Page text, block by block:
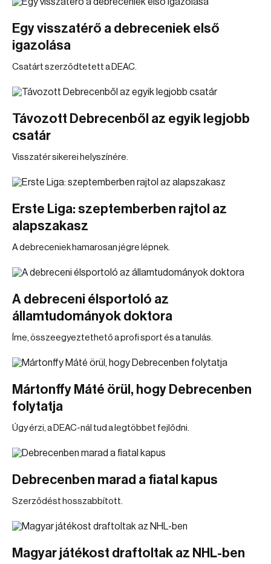
Egy visszatérő a debreceniek első
igazolása
Csatárt szerződtetett a DEAC.
Távozott Debrecenből az egyik legjobb
csatár
Visszatér sikerei helyszínére.
Erste Liga: szeptemberben rajtol az
alapszakasz
A debreceniek hamarosan jégre lépnek.
A debreceni élsportoló az
államtudományok doktora
Íme, összeegyeztethető a profi sport és a tanulás.
Mártonffy Máté örül, hogy Debrecenben
folytatja
Úgy érzi, a DEAC-nál tud a legtöbbet fejlődni.
Debrecenben marad a fiatal kapus
Szerződést hosszabbított.
Magyar játékost draftoltak az NHL-ben